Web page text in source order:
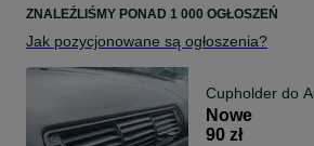
ZNALEŹLIŚMY PONAD 1 000 OGŁOSZEŃ
Jak pozycjonowane są ogłoszenia?
Cupholder do
Nowe
90 zł